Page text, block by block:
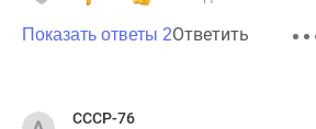
Показать ответы 2Ответить
СССР-76